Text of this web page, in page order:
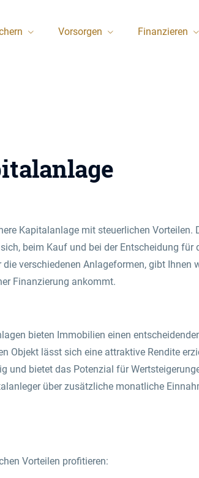
Vorsorgen Finanzieren
Kapitalanlage mit steuerlichen Vorteilen.
beim Kauf und bei der Entscheidung für
verschiedenen Anlageformen, gibt Ihnen
Finanzierung ankommt.
bieten Immobilien einen
Objekt lässt sich eine attraktive Rendite
und bietet das Potenzial für
über zusätzliche monatliche
Vorteilen profitieren: